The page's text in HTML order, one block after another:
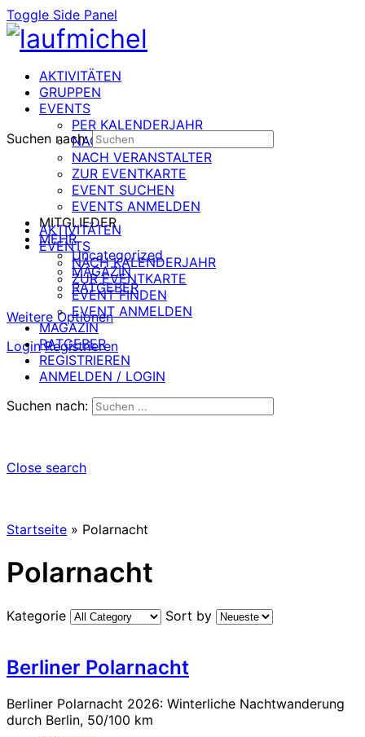
Toggle Side Panel
AKTIVITÄTEN
GRUPPEN
EVENTS
PER KALENDERJAHR
NACH DATUM
NACH VERANSTALTER
ZUR EVENTKARTE
EVENT SUCHEN
EVENTS ANMELDEN
MITGLIEDER
MEHR
Uncategorized
MAGAZIN
RATGEBER
Weitere Optionen
Login Registrieren
Suchen nach:
AKTIVITÄTEN
EVENTS
NACH KALENDERJAHR
ZUR EVENTKARTE
EVENT FINDEN
EVENT ANMELDEN
MAGAZIN
RATGEBER
REGISTRIEREN
ANMELDEN / LOGIN
Suchen nach:
Close search
Startseite » Polarnacht
Polarnacht
Kategorie Sort by
Berliner Polarnacht
Berliner Polarnacht 2026: Winterliche Nachtwanderung
durch Berlin, 50/100 km